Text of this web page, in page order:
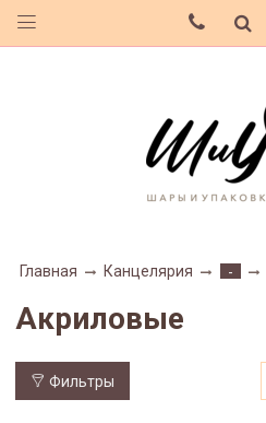
Главная Канцелярия -
Акриловые
Фильтры